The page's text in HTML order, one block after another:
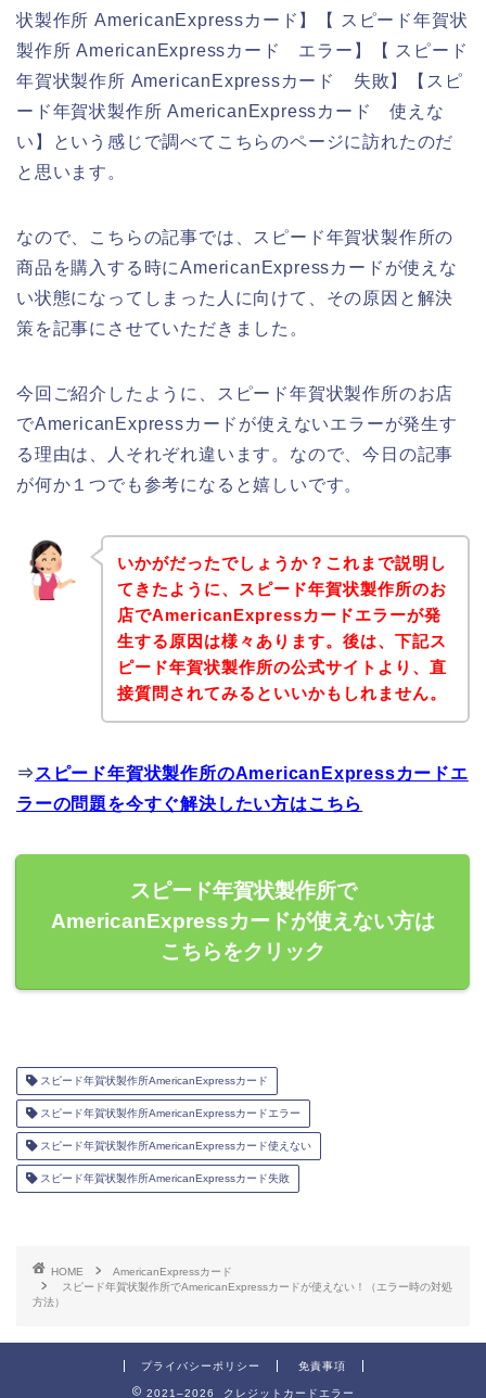
状製作所 AmericanExpressカード】【 スピード年賀状
製作所 AmericanExpressカード エラー】【 スピード
年賀状製作所 AmericanExpressカード 失敗】【スピ
ード年賀状製作所 AmericanExpressカード 使えな
い】という感じで調べてこちらのページに訪れたのだ
と思います。
なので、こちらの記事では、スピード年賀状製作所の
商品を購入する時にAmericanExpressカードが使えな
い状態になってしまった人に向けて、その原因と解決
策を記事にさせていただきました。
今回ご紹介したように、スピード年賀状製作所のお店
でAmericanExpressカードが使えないエラーが発生す
る理由は、人それぞれ違います。なので、今日の記事
が何か１つでも参考になると嬉しいです。
いかがだったでしょうか？これまで説明し
てきたように、スピード年賀状製作所のお
店でAmericanExpressカードエラーが発
生する原因は様々あります。後は、下記ス
ピード年賀状製作所の公式サイトより、直
接質問されてみるといいかもしれません。
⇒ スピード年賀状製作所のAmericanExpressカードエ
ラーの問題を今すぐ解決したい方はこちら
スピード年賀状製作所で
AmericanExpressカードが使えない方は
こちらをクリック
スピード年賀状製作所AmericanExpressカード
スピード年賀状製作所AmericanExpressカードエラー
スピード年賀状製作所AmericanExpressカード使えない
スピード年賀状製作所AmericanExpressカード失敗
HOME
AmericanExpressカード
スピード年賀状製作所でAmericanExpressカードが使えない！（エラー時の対処
方法）
プライバシーポリシー 免責事項
2021–2026 クレジットカードエラー